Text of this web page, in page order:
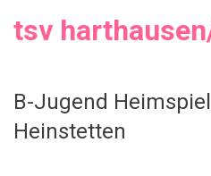
tsv
B-Jugend
Heinstetten